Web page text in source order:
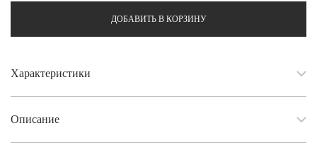
ДОБАВИТЬ В КОРЗИНУ
Характеристики
Описание